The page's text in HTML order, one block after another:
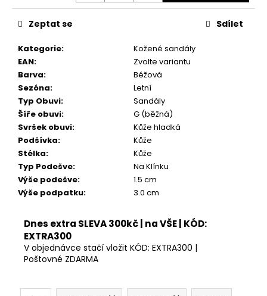
Kategorie:
Kožené sandály
EAN:
Zvolte variantu
Barva:
Béžová
Sezóna:
Letní
Typ Obuvi:
Sandály
Šíře obuvi:
G (běžná)
Svršek obuvi:
Kůže hladká
Podšívka:
Kůže
Stélka:
Kůže
Typ Podešve:
Na Klínku
Výše podešve:
1.5 cm
Výše podpatku: 3.0 cm
Zeptat se Sdílet
Dnes extra SLEVA 300kč | na VŠE | KÓD:
EXTRA300
V objednávce stačí vložit KÓD: EXTRA300 |
Poštovné ZDARMA
08
BÉŽOVÉ
Kč
Původně:
999
Kč